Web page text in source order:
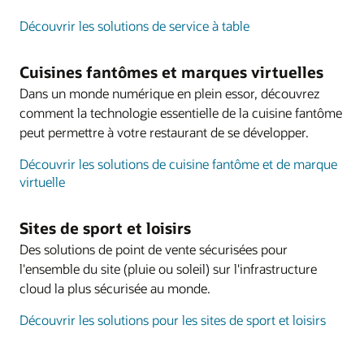
questions générales sur le système. Les marques
peuvent intégrer leurs propres procédures
reflètent leurs politiques et processus spécifiques,
et le personnel peut partager ses retours pour
contribuer à améliorer la précision des réponses
au fil du temps.
Smart Assistant est disponible pour les early
adopters et devrait être proposé plus largement
l’année. Contactez votre représentant Oracle pour
connaître les conditions d’éligibilité et le calendrier
de déploiement.
Avec Smart Assistant dans Simphony POS, les restaurants
peuvent servir leurs clients plus rapidement, en toute
sécurité et à grande échelle
Découvrir les solutions de service à table
Cuisines fantômes et marques virtuelles
Dans un monde numérique en plein essor, découvrez
comment la technologie essentielle de la cuisine fantôme
peut permettre à votre restaurant de se développer.
Découvrir les solutions de cuisine fantôme et de marque
virtuelle
Sites de sport et loisirs
Des solutions de point de vente sécurisées pour
l'ensemble du site (pluie ou soleil) sur l'infrastructure
cloud la plus sécurisée au monde.
Découvrir les solutions pour les sites de sport et loisirs